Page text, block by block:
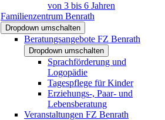
von 3 bis 6 Jahren
Familienzentrum Benrath
Dropdown umschalten
Beratungsangebote FZ Benrath
Dropdown umschalten
Sprachförderung und
Logopädie
Tagespflege für Kinder
Erziehungs-, Paar- und
Lebensberatung
Veranstaltungen FZ Benrath